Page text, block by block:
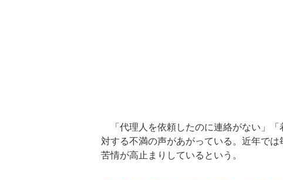
「代理人を依頼したのに連絡がない」
対する不満の声があがっている。近年で
苦情が高止まりしているという。